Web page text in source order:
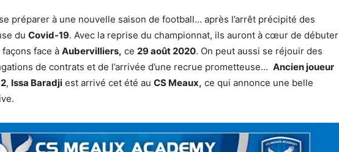
préparer à une nouvelle saison de football… après l’arrêt précipité des
du Covid-19​. Avec la reprise du championnat, ils auront à cœur de débuter
face à Aubervilliers, ​ ce ​ 29 août 2020​. On peut aussi se réjouir des
de contrats et de l’arrivée d’une recrue prometteuse…
Ancien joueur
​, ​ Issa Baradji ​ est arrivé cet été au ​ CS Meaux, ​ ce qui annonce une belle